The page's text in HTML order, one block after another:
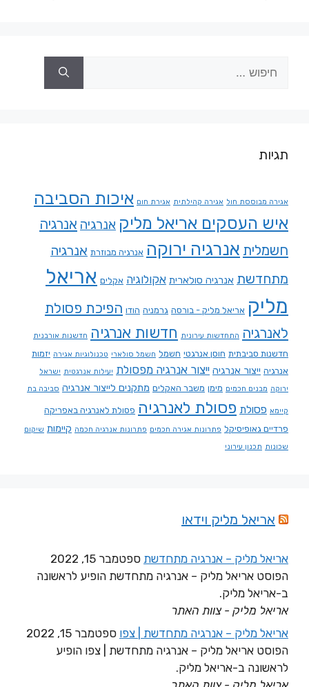
תגיות
אגירה מבוססת חול אגירה קהילתית אגירת חום איכות הסביבה
איש העסקים אריאל מליק אנרגיה אנרגיה
חשמלית אנרגיה ירוקה אנרגיה מבוזרת אנרגיה
מתחדשת אנרגיה סולארית אקולוגיה אקלים אריאל
מליק אריאל מליק - בורסה גרמניה הודו הפיכת פסולת
לאנרגיה התחדשות עירונית חדשות אנרגיה חדשנות אורבנית
חדשנות סביבתית חוסן אנרגטי חשמל חשמל סולארי טכנולוגיות אגירה יזמות
אנרגיה ייצור אנרגיה ייצור אנרגיה מפסולת יעילות אנרגטית ישראל
ירוקה מבנים חכמים מימן משבר האקלים מתקנים לייצור אנרגיה סביבה בת
קיימא פסולת פסולת לאנרגיה פסולת לאנרגיה באפריקה
פרדיים גאופיסיקל פתרונות אגירה חכמים פתרונות אנרגיה חכמה קיימות שיקום
שכונות תכנון עירוני
אריאל מליק וידאו
אריאל מליק – אנרגיה מתחדשת ספטמבר 15, 2022
הפוסט אריאל מליק – אנרגיה מתחדשת הופיע לראשונה
ב-אריאל מליק.
אריאל מליק - צוות האתר
אריאל מליק – אנרגיה מתחדשת | צפו ספטמבר 15, 2022
הפוסט אריאל מליק – אנרגיה מתחדשת | צפו הופיע
לראשונה ב-אריאל מליק.